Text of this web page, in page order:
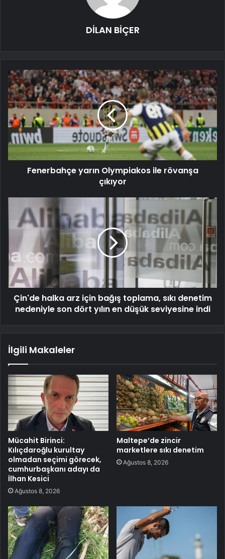
DİLAN BİÇER
Fenerbahçe yarın Olympiakos ile rövanşa
çıkıyor
Çin'de halka arz için bağış toplama, sıkı denetim
nedeniyle son dört yılın en düşük seviyesine indi
İlgili Makaleler
Mücahit Birinci:
Kılıçdaroğlu kurultay
olmadan seçimi görecek,
cumhurbaşkanı adayı da
İlhan Kesici
Ağustos 8, 2026
Maltepe’de zincir
marketlere sıkı denetim
Ağustos 8, 2026